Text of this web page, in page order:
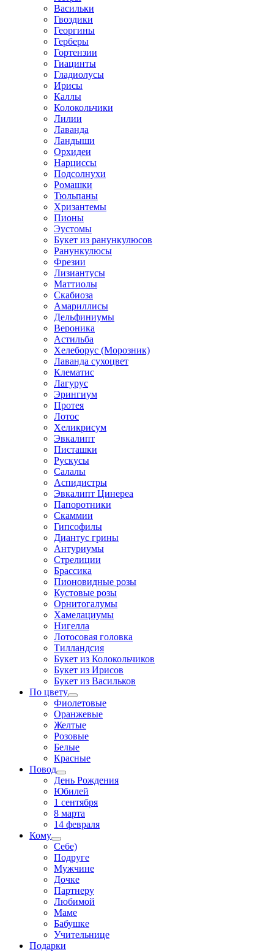
Васильки
Гвоздики
Георгины
Герберы
Гортензии
Гиацинты
Гладиолусы
Ирисы
Каллы
Колокольчики
Лилии
Лаванда
Ландыши
Орхидеи
Нарциссы
Подсолнухи
Ромашки
Тюльпаны
Хризантемы
Пионы
Эустомы
Букет из ранункулюсов
Ранункулюсы
Фрезии
Лизиантусы
Маттиолы
Скабиоза
Амариллисы
Дельфиниумы
Вероника
Астильба
Хелеборус (Морозник)
Лаванда сухоцвет
Клематис
Лагурус
Эрингиум
Протея
Лотос
Хеликрисум
Эвкалипт
Писташки
Рускусы
Салалы
Аспидистры
Эвкалипт Цинереа
Папоротники
Скаммии
Гипсофилы
Диантус грины
Антуриумы
Стрелиции
Брассика
Пионовидные розы
Кустовые розы
Орнитогалумы
Хамелациумы
Нигелла
Лотосовая головка
Тилландсия
Букет из Колокольчиков
Букет из Ирисов
Букет из Васильков
По цвету
Фиолетовые
Оранжевые
Желтые
Розовые
Белые
Красные
Повод
День Рождения
Юбилей
1 сентября
8 марта
14 февраля
Кому
Себе)
Подруге
Мужчине
Дочке
Партнеру
Любимой
Маме
Бабушке
Учительнице
Подарки